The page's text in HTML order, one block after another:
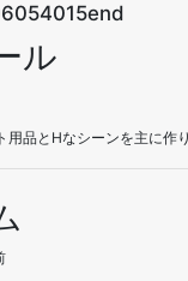
ル
用品とHなシーンを主に作